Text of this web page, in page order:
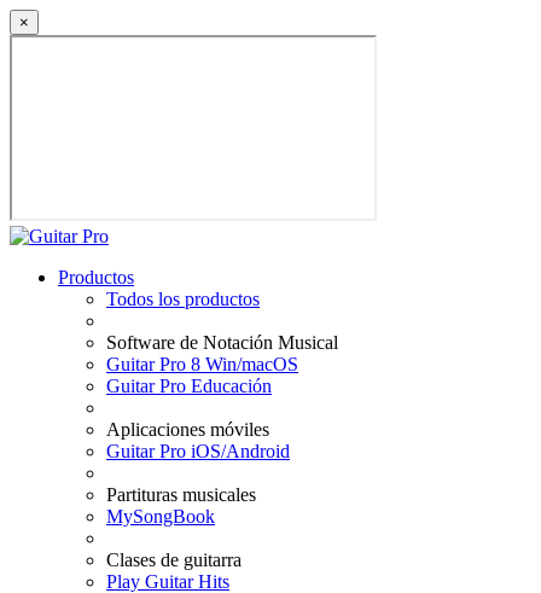
×
Productos
Todos los productos
Software de Notación Musical
Guitar Pro 8 Win/macOS
Guitar Pro Educación
Aplicaciones móviles
Guitar Pro iOS/Android
Partituras musicales
MySongBook
Clases de guitarra
Play Guitar Hits